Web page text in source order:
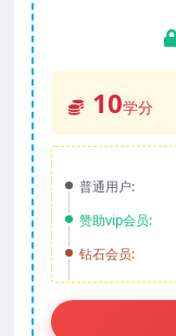
10学分
普通用户:
赞助vip会员:
钻石会员: